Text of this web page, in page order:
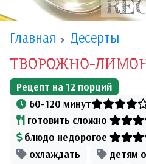
Главная Десерты
ТВОРОЖНО-
Рецепт на 12 порций
60-120 минут
готовить сложно
блюдо недорогое
охлаждать
детям